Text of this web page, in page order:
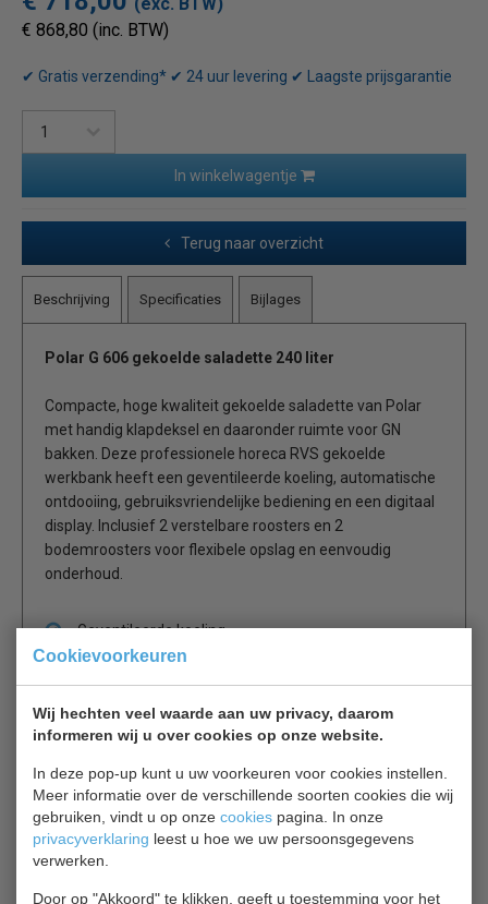
Cookievoorkeuren
Wij hechten veel waarde aan uw privacy, daarom
informeren wij u over cookies op onze website.
In deze pop-up kunt u uw voorkeuren voor cookies instellen.
Meer informatie over de verschillende soorten cookies die wij
gebruiken, vindt u op onze cookies pagina. In onze
privacyverklaring leest u hoe we uw persoonsgegevens
verwerken.
Door op "Akkoord" te klikken, geeft u toestemming voor het
(exc. BTW)
€ 868,80 (inc. BTW)
✔ Gratis verzending* ✔ 24 uur levering ✔ Laagste prijsgarantie
In winkelwagentje
Terug naar overzicht
Beschrijving Specificaties Bijlages
Polar G 606 gekoelde saladette 240 liter
Compacte, hoge kwaliteit gekoelde saladette van Polar
met handig klapdeksel en daaronder ruimte voor GN
bakken. Deze professionele horeca RVS gekoelde
werkbank heeft een geventileerde koeling, automatische
ontdooiing, gebruiksvriendelijke bediening en een digitaal
display. Inclusief 2 verstelbare roosters en 2
bodemroosters voor flexibele opslag en eenvoudig
onderhoud.
Geventileerde koeling,
automatische ontdooiing,
2 jaar garantie.